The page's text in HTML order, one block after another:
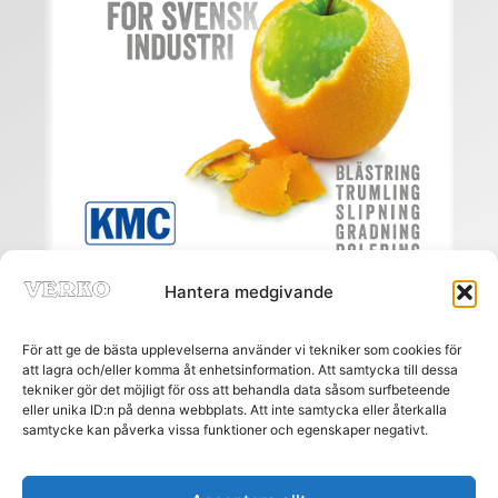
Hantera medgivande
För att ge de bästa upplevelserna använder vi tekniker som cookies för
att lagra och/eller komma åt enhetsinformation. Att samtycka till dessa
tekniker gör det möjligt för oss att behandla data såsom surfbeteende
eller unika ID:n på denna webbplats. Att inte samtycka eller återkalla
samtycke kan påverka vissa funktioner och egenskaper negativt.
Meny
PRENUMERERA